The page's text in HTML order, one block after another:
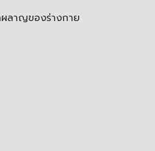
ผลาญของร่างกาย